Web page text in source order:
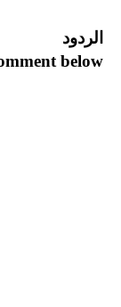
الردود
below